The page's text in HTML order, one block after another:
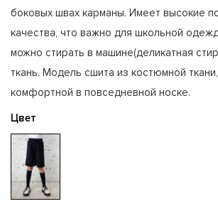
боковых швах карманы. Имеет высокие
качества, что важно для школьной
можно стирать в машине(деликатная
ткань. Модель сшита из костюмной
комфортной в повседневной носке.
Цвет